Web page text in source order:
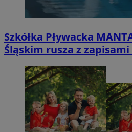
Szkółka Pływacka
Śląskim rusza z